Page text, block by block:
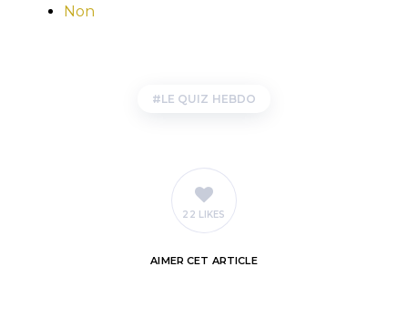
Non
LE QUIZ HEBDO
22 LIKES
AIMER CET ARTICLE